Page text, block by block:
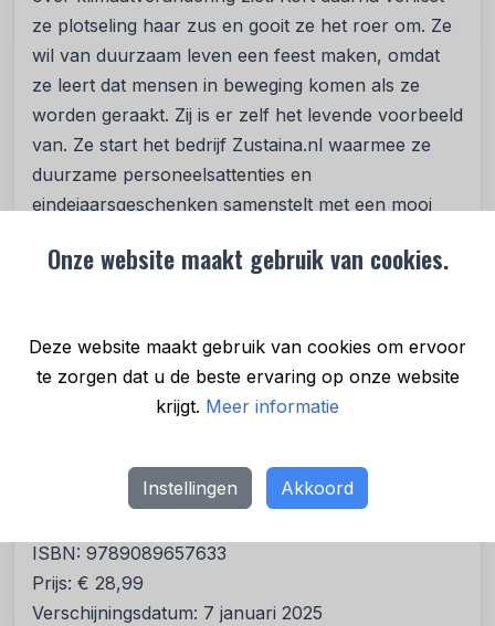
Onze website maakt gebruik van cookies.
Deze website maakt gebruik van cookies om ervoor
te zorgen dat u de beste ervaring op onze website
krijgt. Meer informatie
Instellingen Akkoord
ze plotseling haar zus en gooit ze het roer om. Ze
wil van duurzaam leven een feest maken, omdat
ze leert dat mensen in beweging komen als ze
worden geraakt. Zij is er zelf het levende voorbeeld
van. Ze start het bedrijf Zustaina.nl waarmee ze
duurzame personeelsattenties en
eindejaarsgeschenken samenstelt met een mooi
klimaatburgemeesters in Voorne aan Zee tijdens de
te maken voor duurzame keuzes. En dat gaat
goed. Dit boek sluit naadloos op die missie aan.
Auteur: Manon van Leeuwen
Bindwijze: paperback
ISBN: 9789089657633
Prijs: € 28,99
Verschijningsdatum: 7 januari 2025